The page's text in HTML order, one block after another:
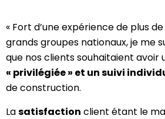
« Fort d’une expérience de plus
grands groupes nationaux, je me
que nos clients souhaitaient avoir
« privilégiée » et un suivi
de construction.
Lasatisfaction client étant le